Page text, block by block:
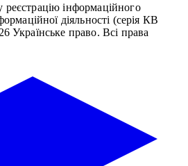
інформаційного
діяльності (серія КВ
Українське право. Всі права